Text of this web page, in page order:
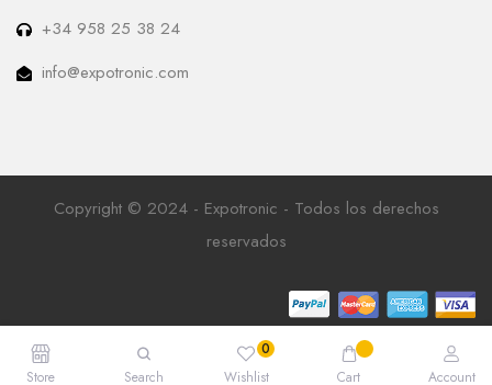
+34 958 25 38 24
info@expotronic.com
Copyright © 2024 - Expotronic - Todos los derechos
reservados
Store Search Wishlist Cart Account